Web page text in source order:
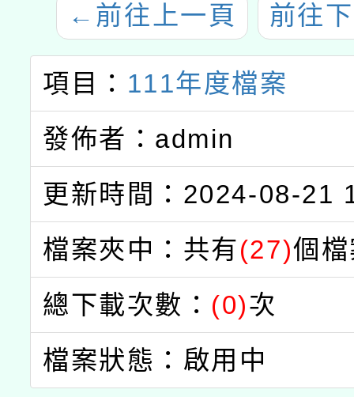
← 前往上一頁 前往
項目： 111年度檔案
發佈者：admin
更新時間：2024-08-21
檔案夾中：共有(27)個
總下載次數： (0)次
檔案狀態：啟用中